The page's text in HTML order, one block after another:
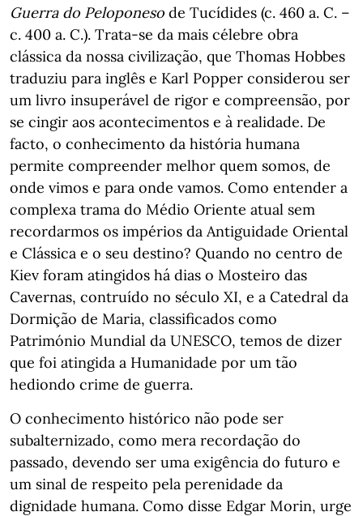
Guerra do Peloponeso de Tucídides (c. 460 a. C. –
c. 400 a. C.). Trata-se da mais célebre obra
clássica da nossa civilização, que Thomas Hobbes
traduziu para inglês e Karl Popper considerou ser
um livro insuperável de rigor e compreensão, por
se cingir aos acontecimentos e à realidade. De
facto, o conhecimento da história humana
permite compreender melhor quem somos, de
onde vimos e para onde vamos. Como entender a
complexa trama do Médio Oriente atual sem
recordarmos os impérios da Antiguidade Oriental
e Clássica e o seu destino? Quando no centro de
Kiev foram atingidos há dias o Mosteiro das
Cavernas, contruído no século XI, e a Catedral da
Dormição de Maria, classificados como
Património Mundial da UNESCO, temos de dizer
que foi atingida a Humanidade por um tão
hediondo crime de guerra.
O conhecimento histórico não pode ser
subalternizado, como mera recordação do
passado, devendo ser uma exigência do futuro e
um sinal de respeito pela perenidade da
dignidade humana. Como disse Edgar Morin, urge